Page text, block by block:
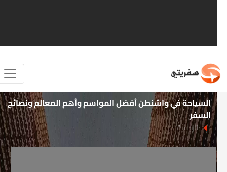
السياحة في واشنطن أفضل المواسم وأهم المعالم ونصائح
السفر
الرئيسية